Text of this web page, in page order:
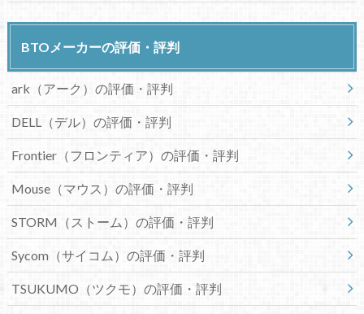
BTOメーカーの評価・評判
ark（アーク）の評価・評判
DELL（デル）の評価・評判
Frontier（フロンティア）の評価・評判
Mouse（マウス）の評価・評判
STORM（ストーム）の評価・評判
Sycom（サイコム）の評価・評判
TSUKUMO（ツクモ）の評価・評判